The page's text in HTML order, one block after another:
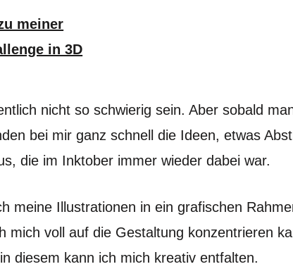
meiner
in 3D
nicht so schwierig sein. Aber sobald
bei mir ganz schnell die Ideen, etwas
die im Inktober immer wieder dabei war.
meine Illustrationen in ein grafischen
voll auf die Gestaltung konzentrieren
diesem kann ich mich kreativ entfalten.